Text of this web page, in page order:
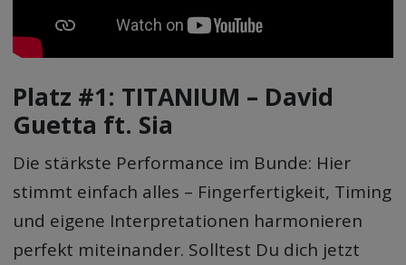
Platz #1: TITANIUM – David
Guetta ft. Sia
Die stärkste Performance im Bunde: Hier
stimmt einfach alles – Fingerfertigkeit, Timing
und eigene Interpretationen harmonieren
perfekt miteinander. Solltest Du dich jetzt